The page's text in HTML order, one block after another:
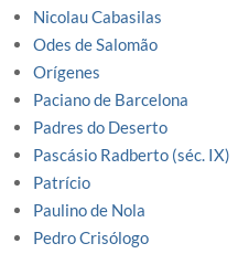
Nicolau Cabasilas
Odes de Salomão
Orígenes
Paciano de Barcelona
Padres do Deserto
Pascásio Radberto (séc. IX)
Patrício
Paulino de Nola
Pedro Crisólogo